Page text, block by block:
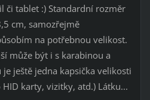
či tablet :) Standardní rozměr
cm, samozřejmě
na potřebnou velikost.
může být i s karabinou a
ještě jedna kapsička velikosti
karty, vizitky, atd.) Látku...